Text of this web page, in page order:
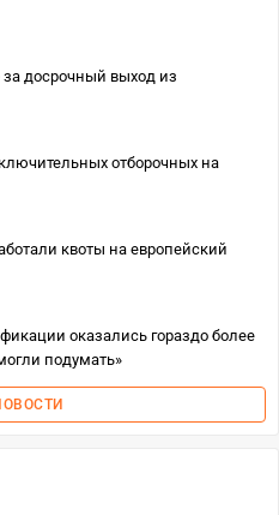
за досрочный выход из
отборочных на
квоты на европейский
оказались гораздо более
подумать»